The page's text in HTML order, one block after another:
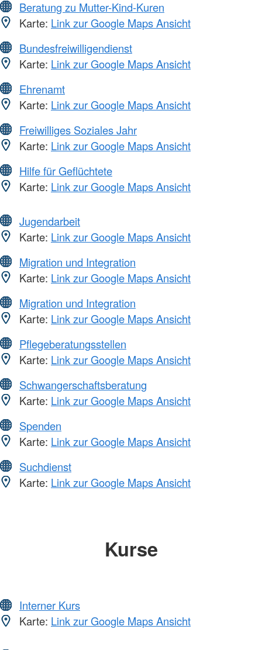
Beratung zu Mutter-Kind-Kuren
Karte: Link zur Google Maps Ansicht
Bundesfreiwilligendienst
Karte: Link zur Google Maps Ansicht
Ehrenamt
Karte: Link zur Google Maps Ansicht
Freiwilliges Soziales Jahr
Karte: Link zur Google Maps Ansicht
Hilfe für Geflüchtete
Karte: Link zur Google Maps Ansicht
Jugendarbeit
Karte: Link zur Google Maps Ansicht
Migration und Integration
Karte: Link zur Google Maps Ansicht
Migration und Integration
Karte: Link zur Google Maps Ansicht
Pflegeberatungsstellen
Karte: Link zur Google Maps Ansicht
Schwangerschaftsberatung
Karte: Link zur Google Maps Ansicht
Spenden
Karte: Link zur Google Maps Ansicht
Suchdienst
Karte: Link zur Google Maps Ansicht
Kurse
Interner Kurs
Karte: Link zur Google Maps Ansicht